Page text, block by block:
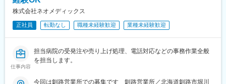
株式会社ネオメディックス
正社員 転勤なし 職種未経験歓迎 業種未経験歓迎
仕事内容
担当病院の受発注や売り上げ処理、電話対応などの事務作業全般
を担当します。
今回は釧路営業所での募集です 釧路営業所／北海道釧路市堀川